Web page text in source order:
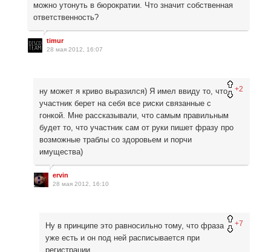
можно утонуть в бюрократии. Что значит собственная
ответственность?
timur
28 мая 2012, 16:07
+2
ну может я криво выразился) Я имел ввиду то, что
участник берет на себя все риски связанные с
гонкой. Мне рассказывали, что самым правильным
будет то, что участник сам от руки пишет фразу про
возможные траблы со здоровьем и порчи
имущества)
ervin
28 мая 2012, 16:10
+7
Ну в принципе это равносильно тому, что фраза
уже есть и он под ней расписывается при
регистрации.